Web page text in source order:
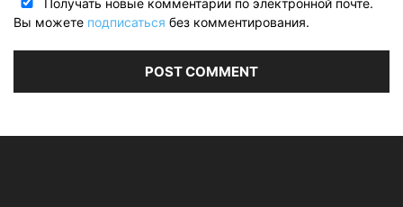
Вы можете подписаться без комментирования.